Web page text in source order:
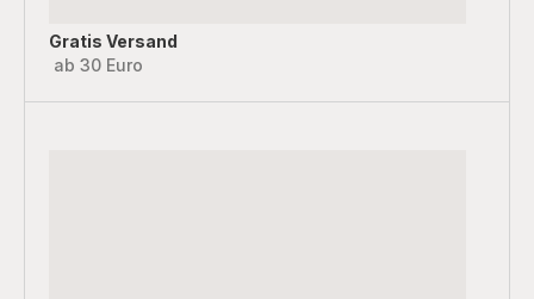
Gratis Versand
ab 30 Euro